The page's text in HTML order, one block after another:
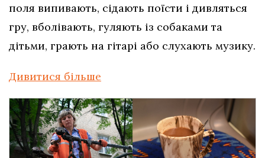
поля випивають, сідають поїсти і дивляться
гру, вболівають, гуляють із собаками та
дітьми, грають на гітарі або слухають музику.
Дивитися більше